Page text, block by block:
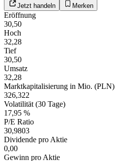
Jetzt handeln Merken
Eröffnung
30,50
Hoch
32,28
Tief
30,50
Umsatz
32,28
Marktkapitalisierung in Mio. (PLN)
326,322
Volatilität (30 Tage)
17,95 %
P/E Ratio
30,9803
Dividende pro Aktie
0,00
Gewinn pro Aktie